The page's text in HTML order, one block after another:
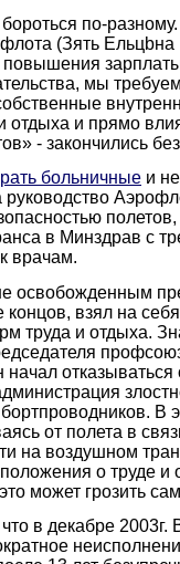
по-
(Зять
мы
отдыха и прямо
- закончились
больничные и
руководство
полетов,
в Минздрав с
врачам.
освобожденным
взял на
труда и отдыха.
начал
В
от полета в
на воздушном
о труде
может грозить
в декабре